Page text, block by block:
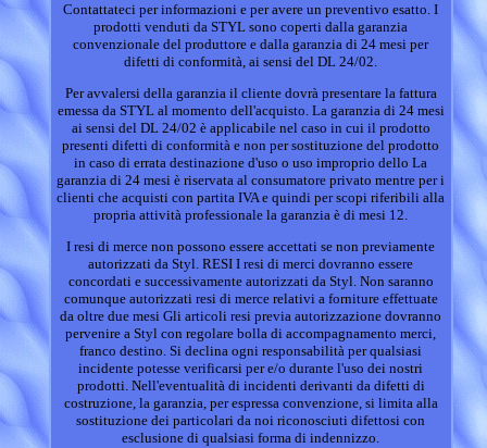
Contattateci per informazioni e per avere un preventivo esatto. I
prodotti venduti da STYL sono coperti dalla garanzia
convenzionale del produttore e dalla garanzia di 24 mesi per
difetti di conformità, ai sensi del DL 24/02.
Per avvalersi della garanzia il cliente dovrà presentare la fattura
emessa da STYL al momento dell'acquisto. La garanzia di 24 mesi
ai sensi del DL 24/02 è applicabile nel caso in cui il prodotto
presenti difetti di conformità e non per sostituzione del prodotto
in caso di errata destinazione d'uso o uso improprio dello La
garanzia di 24 mesi è riservata al consumatore privato mentre per i
clienti che acquisti con partita IVA e quindi per scopi riferibili alla
propria attività professionale la garanzia è di mesi 12.
I resi di merce non possono essere accettati se non previamente
autorizzati da Styl. RESI I resi di merci dovranno essere
concordati e successivamente autorizzati da Styl. Non saranno
comunque autorizzati resi di merce relativi a forniture effettuate
da oltre due mesi Gli articoli resi previa autorizzazione dovranno
pervenire a Styl con regolare bolla di accompagnamento merci,
franco destino. Si declina ogni responsabilità per qualsiasi
incidente potesse verificarsi per e/o durante l'uso dei nostri
prodotti. Nell'eventualità di incidenti derivanti da difetti di
costruzione, la garanzia, per espressa convenzione, si limita alla
sostituzione dei particolari da noi riconosciuti difettosi con
esclusione di qualsiasi forma di indennizzo.